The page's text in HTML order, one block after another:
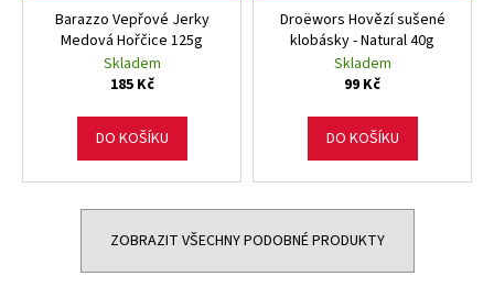
Barazzo Vepřové Jerky
Medová Hořčice 125g
Skladem
185 Kč
DO KOŠÍKU
Droëwors Hovězí sušené
klobásky - Natural 40g
Skladem
99 Kč
DO KOŠÍKU
ZOBRAZIT VŠECHNY PODOBNÉ PRODUKTY